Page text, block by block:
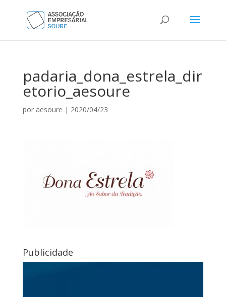
padaria_dona_estrela_dir
etorio_aesoure
por aesoure | 2020/04/23
Publicidade